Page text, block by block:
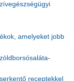
amelyeket jobb
receptekkel